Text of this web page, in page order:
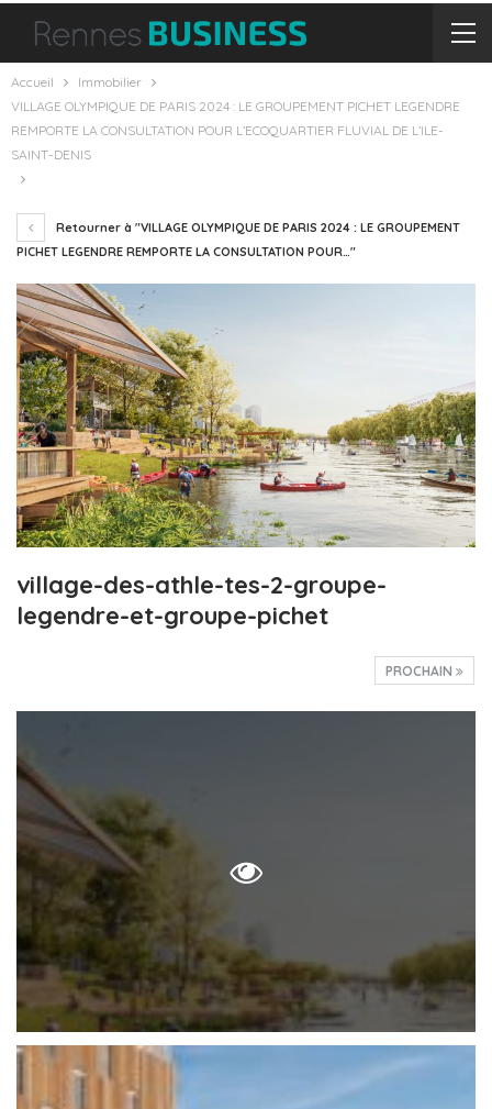
Accueil
Immobilier
VILLAGE OLYMPIQUE DE PARIS 2024 : LE GROUPEMENT PICHET LEGENDRE
REMPORTE LA CONSULTATION POUR L’ECOQUARTIER FLUVIAL DE L’ILE-
SAINT-DENIS
Retourner à "VILLAGE OLYMPIQUE DE PARIS 2024 : LE GROUPEMENT
PICHET LEGENDRE REMPORTE LA CONSULTATION POUR…"
village-des-athle-tes-2-groupe-
legendre-et-groupe-pichet
PROCHAIN